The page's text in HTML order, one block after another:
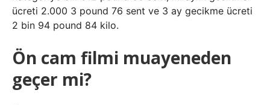
ücreti 2.000 3 pound 76 sent ve 3 ay gecikme ücreti
2 bin 94 pound 84 kilo.
Ön cam filmi muayeneden
geçer mi?